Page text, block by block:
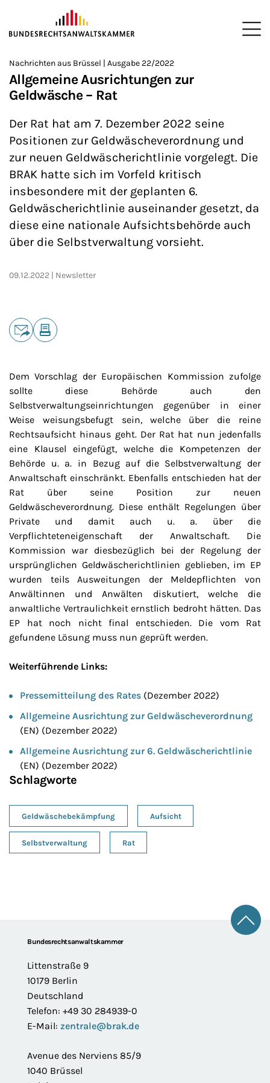
ZUM HAUPTINHALT SPRINGEN
Sie befinden sich hier:
>
Startseite
>
Newsroom
>
Newsletter
>
Nachrichten aus Brüssel
Nachrichten aus Brüssel | Ausgabe 22/2022
Allgemeine Ausrichtungen zur
Geldwäsche – Rat
Der Rat hat am 7. Dezember 2022 seine
Positionen zur Geldwäscheverordnung und
zur neuen Geldwäscherichtlinie vorgelegt. Die
BRAK hatte sich im Vorfeld kritisch
insbesondere mit der geplanten 6.
Geldwäscherichtlinie auseinander gesetzt, da
diese eine nationale Aufsichtsbehörde auch
über die Selbstverwaltung vorsieht.
09.12.2022 Newsletter
Teilen
Dem Vorschlag der Europäischen Kommission zufolge
sollte diese Behörde auch den
Selbstverwaltungseinrichtungen gegenüber in einer
Weise weisungsbefugt sein, welche über die reine
Rechtsaufsicht hinaus geht. Der Rat hat nun jedenfalls
eine Klausel eingefügt, welche die Kompetenzen der
Behörde u. a. in Bezug auf die Selbstverwaltung der
Anwaltschaft einschränkt. Ebenfalls entschieden hat der
Rat über seine Position zur neuen
Geldwäscheverordnung. Diese enthält Regelungen über
Private und damit auch u. a. über die
Verpflichteteneigenschaft der Anwaltschaft. Die
Kommission war diesbezüglich bei der Regelung der
ursprünglichen Geldwäscherichtlinien geblieben, im EP
wurden teils Ausweitungen der Meldepflichten von
Anwältinnen und Anwälten diskutiert, welche die
anwaltliche Vertraulichkeit ernstlich bedroht hätten. Das
EP hat noch nicht final entschieden. Die vom Rat
gefundene Lösung muss nun geprüft werden.
Weiterführende Links:
Pressemitteilung des Rates (Dezember 2022)
Allgemeine Ausrichtung zur Geldwäscheverordnung
(EN) (Dezember 2022)
Allgemeine Ausrichtung zur 6. Geldwäscherichtlinie
(EN) (Dezember 2022)
Schlagworte
Geldwäschebekämpfung Aufsicht
Selbstverwaltung Rat
FooterBundesrechtsanwaltskammer
Littenstraße 9
10179 Berlin
Deutschland
Telefon: +49 30 284939-0
E-Mail: zentrale@brak.de
Avenue des Nerviens 85/9
1040 Brüssel